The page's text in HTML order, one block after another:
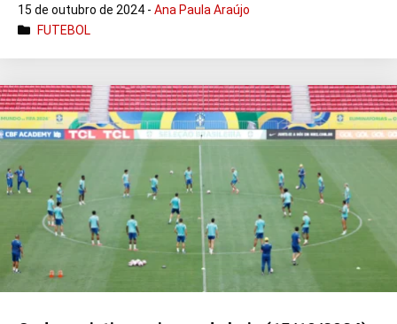
15 de outubro de 2024 - Ana Paula Araújo
FUTEBOL